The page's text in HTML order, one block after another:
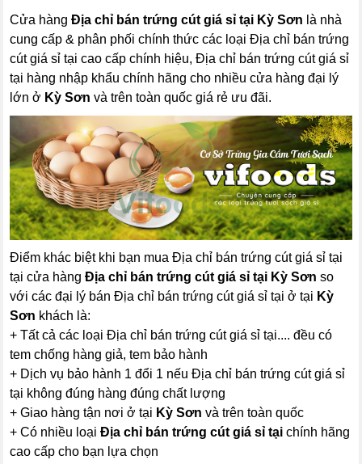
Cửa hàngĐịa chỉ bán trứng cút giá sỉ tại Kỳ Sơn là nhà
cung cấp & phân phối chính thức các loại Địa chỉ bán trứng
cút giá sỉ tại cao cấp chính hiệu, Địa chỉ bán trứng cút giá sỉ
tại hàng nhập khẩu chính hãng cho nhiều cửa hàng đại lý
lớn ở Kỳ Sơn và trên toàn quốc giá rẻ ưu đãi.
Điểm khác biệt khi bạn mua Địa chỉ bán trứng cút giá sỉ tại
tại cửa hàngĐịa chỉ bán trứng cút giá sỉ tại Kỳ Sơn so
với các đại lý bán Địa chỉ bán trứng cút giá sỉ tại ở tại Kỳ
Sơn khách là:
+ Tất cả các loại Địa chỉ bán trứng cút giá sỉ tại.... đều có
tem chống hàng giả, tem bảo hành
+ Dịch vụ bảo hành 1 đổi 1 nếu Địa chỉ bán trứng cút giá sỉ
tại không đúng hàng đúng chất lượng
+ Giao hàng tận nơi ở tại Kỳ Sơn và trên toàn quốc
+ Có nhiều loạiĐịa chỉ bán trứng cút giá sỉ tại chính hãng
cao cấp cho bạn lựa chọn